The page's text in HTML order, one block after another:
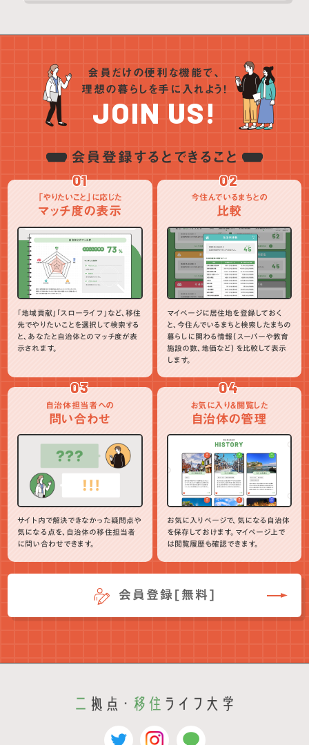
会員だけの便利な機能で、
理想の暮らしを手に入れよう！
JOIN US!
会員登録するとできること
01
「やりたいこと」に応じた
マッチ度の表示
「地域貢献」「スローライフ」など、移住
先でやりたいことを選択して検索する
と、あなたと自治体とのマッチ度が表
示されます。
02
今住んでいるまちとの
比較
マイページに居住地を登録しておく
と、今住んでいるまちと検索したまちの
暮らしに関わる情報（スーパーや教育
施設の数、地価など）を比較して表示
します。
03
自治体担当者への
問い合わせ
サイト内で解決できなかった疑問点や
気になる点を、自治体の移住担当者
に問い合わせできます。
04
お気に入り＆閲覧した
自治体の管理
お気に入りページで、気になる自治体
を保存しておけます。マイページ上で
は閲覧履歴も確認できます。
会員登録[無料]